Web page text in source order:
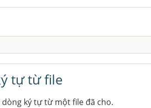
tự từ file
ký tự từ một file đã cho.